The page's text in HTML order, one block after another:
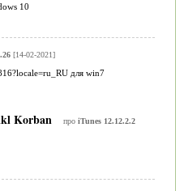
10
[14-02-2021]
для win7
Korban про iTunes 12.12.2.2